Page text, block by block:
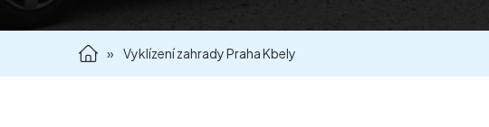
» Vyklízení zahrady Praha Kbely